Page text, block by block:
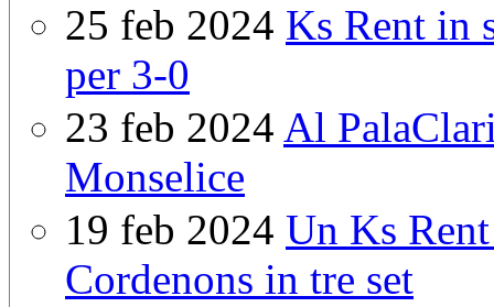
25 feb 2024 Ks Rent in
per 3-0
23 feb 2024 Al
Monselice
19 feb 2024 Un Ks
Cordenons in tre set